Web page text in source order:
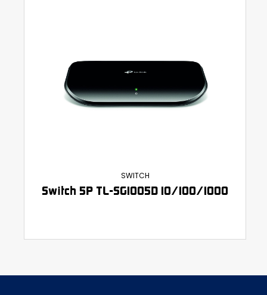
SWITCH
Switch 5P TL-SG1005D 10/100/1000